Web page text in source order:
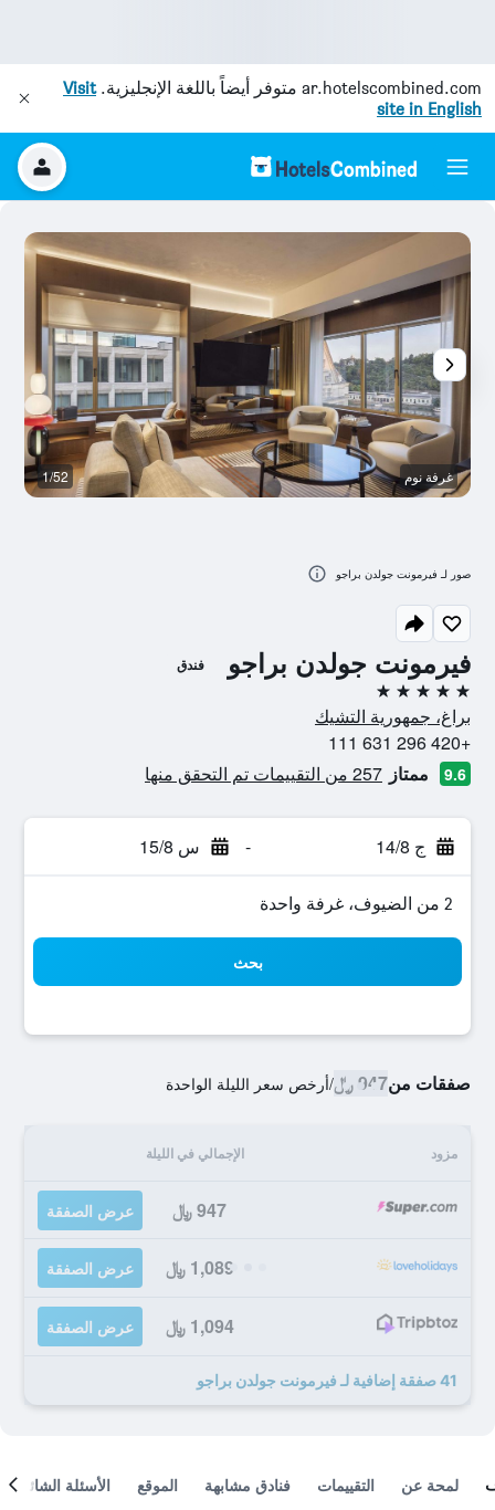
ar.hotelscombined.com متوفر أيضاً باللغة الإنجليزية.Visit
site in English
فيرمونت جولدن براجو فندق
5 نجوم
براغ، جمهورية التشيك
+420 296 631 111
9.6 ممتاز 257 من التقييمات تم التحقق منها
ج 14/8 - س 15/8
2 من الضيوف، غرفة واحدة
بحث
صفقات من947 ﷼ /أرخص سعر الليلة الواحدة
مزود الإجمالي في الليلة
947 ﷼ عرض الصفقة
1,089 ﷼ عرض الصفقة
1,094 ﷼ عرض الصفقة
41 صفقة إضافية لـ فيرمونت جولدن براجو
غرفة نوم 1/52
صور لـ فيرمونت جولدن براجو
لمحة عن التقييمات فنادق مشابهة الموقع الأسئلة الشائعة